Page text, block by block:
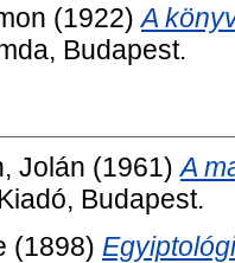
(1922)A
Budapest.
Jolán (1961)A
Budapest.
(1898)